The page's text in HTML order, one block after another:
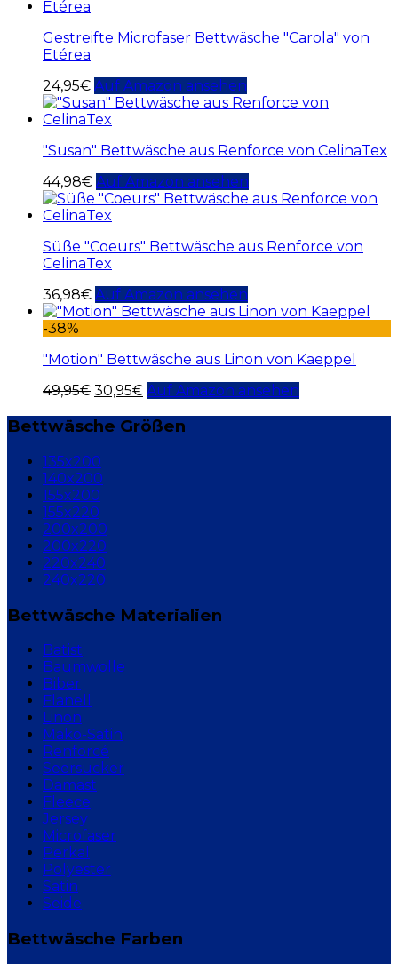
Gestreifte Microfaser Bettwäsche "Carola" von
Etérea
24,95€ Auf Amazon ansehen
"Susan" Bettwäsche aus Renforce von CelinaTex
44,98€ Auf Amazon ansehen
Süße "Coeurs" Bettwäsche aus Renforce von
CelinaTex
36,98€ Auf Amazon ansehen
-38%
"Motion" Bettwäsche aus Linon von Kaeppel
49,95€ 30,95€ Auf Amazon ansehen
Bettwäsche Größen
135x200
140x200
155x200
155x220
200x200
200x220
220x240
240x220
Bettwäsche Materialien
Batist
Baumwolle
Biber
Flanell
Linon
Mako-Satin
Renforcé
Seersucker
Damast
Fleece
Jersey
Microfaser
Perkal
Polyester
Satin
Seide
Bettwäsche Farben